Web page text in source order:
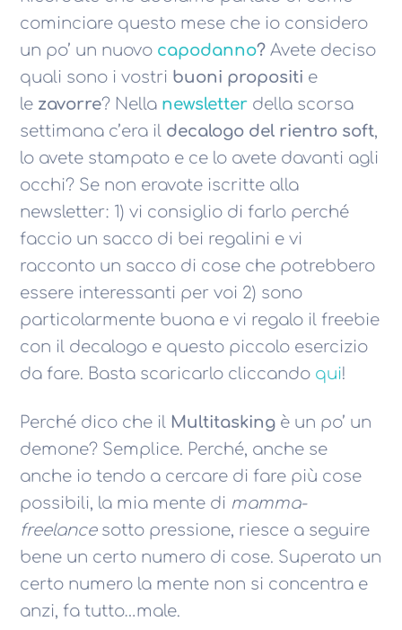
cominciare questo mese che io considero
un po’ un nuovo capodanno?Avete deciso
quali sono i vostri buoni propositi e
le zavorre? Nella newsletter della scorsa
settimana c’era il decalogo del rientro soft,
lo avete stampato e ce lo avete davanti agli
occhi? Se non eravate iscritte alla
newsletter: 1) vi consiglio di farlo perché
faccio un sacco di bei regalini e vi
racconto un sacco di cose che potrebbero
essere interessanti per voi 2) sono
particolarmente buona e vi regalo il freebie
con il decalogo e questo piccolo esercizio
da fare. Basta scaricarlo cliccando qui!
Perché dico che il Multitasking è un po’ un
demone? Semplice. Perché, anche se
anche io tendo a cercare di fare più cose
possibili, la mia mente di mamma-
freelancesotto pressione, riesce a seguire
bene un certo numero di cose. Superato un
certo numero la mente non si concentra e
anzi, fa tutto…male.